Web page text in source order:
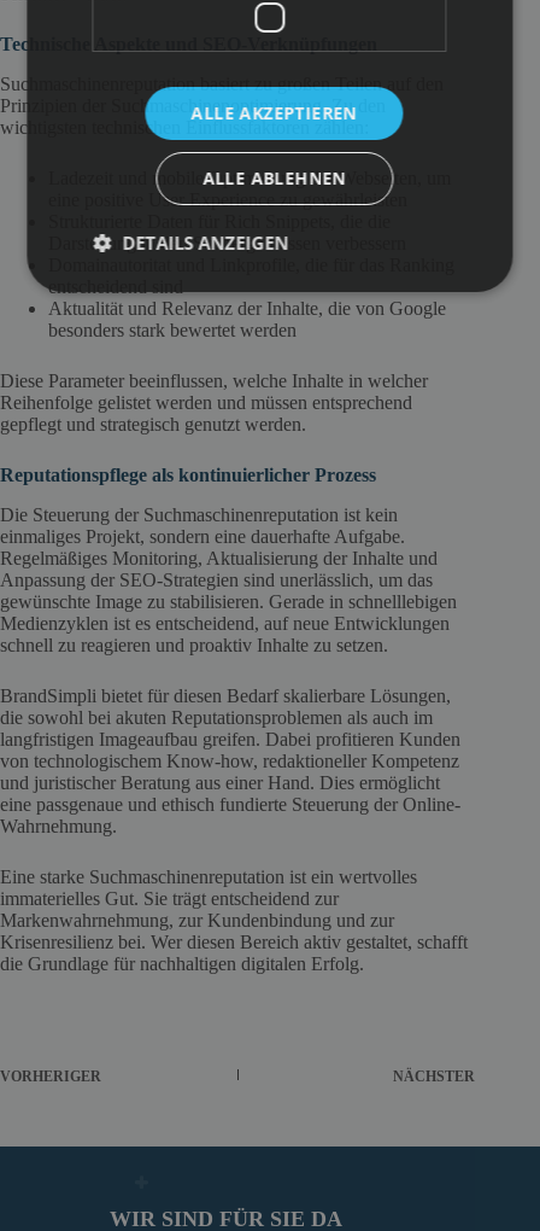
Technische Aspekte und SEO-Verknüpfungen
Suchmaschinenreputation basiert zu großen Teilen auf den
Prinzipien der Suchmaschinenoptimierung. Zu den
wichtigsten technischen Einflussfaktoren zählen:
Ladezeit und mobile Optimierung der Webseiten, um
eine positive User Experience zu gewährleisten
Darstellung in den Suchergebnissen verbessern
entscheidend sind
Aktualität und Relevanz der Inhalte, die von Google
besonders stark bewertet werden
Diese Parameter beeinflussen, welche Inhalte in welcher
Reihenfolge gelistet werden und müssen entsprechend
gepflegt und strategisch genutzt werden.
Reputationspflege als kontinuierlicher Prozess
Die Steuerung der Suchmaschinenreputation ist kein
einmaliges Projekt, sondern eine dauerhafte Aufgabe.
Regelmäßiges Monitoring, Aktualisierung der Inhalte und
Anpassung der SEO-Strategien sind unerlässlich, um das
gewünschte Image zu stabilisieren. Gerade in schnelllebigen
Medienzyklen ist es entscheidend, auf neue Entwicklungen
schnell zu reagieren und proaktiv Inhalte zu setzen.
BrandSimpli bietet für diesen Bedarf skalierbare Lösungen,
die sowohl bei akuten Reputationsproblemen als auch im
langfristigen Imageaufbau greifen. Dabei profitieren Kunden
von technologischem Know-how, redaktioneller Kompetenz
und juristischer Beratung aus einer Hand. Dies ermöglicht
eine passgenaue und ethisch fundierte Steuerung der Online-
Wahrnehmung.
Eine starke Suchmaschinenreputation ist ein wertvolles
immaterielles Gut. Sie trägt entscheidend zur
Markenwahrnehmung, zur Kundenbindung und zur
Krisenresilienz bei. Wer diesen Bereich aktiv gestaltet, schafft
die Grundlage für nachhaltigen digitalen Erfolg.
VORHERIGER NÄCHSTER
WIR SIND FÜR SIE DA
ALLE AKZEPTIEREN
ALLE ABLEHNEN
DETAILS ANZEIGEN